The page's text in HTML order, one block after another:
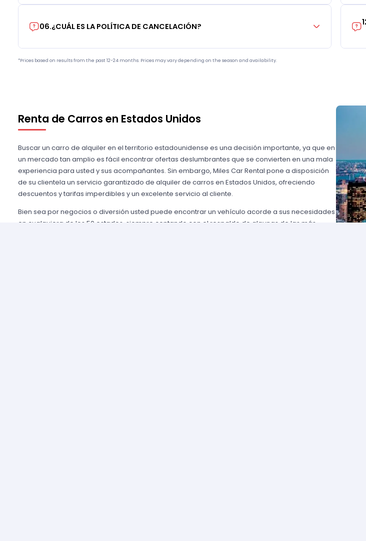
06.¿CUÁL ES LA POLÍTICA DE CANCELACIÓN?
*Prices based on results from the past 12-24 months. Prices may vary depending on the season and availability.
Renta de Carros en Estados Unidos
Buscar un carro de alquiler en el territorio estadounidense es una decisión importante, ya que en
un mercado tan amplio es fácil encontrar ofertas deslumbrantes que se convierten en una mala
experiencia para usted y sus acompañantes. Sin embargo, Miles Car Rental pone a disposición
de su clientela un servicio garantizado de alquiler de carros en Estados Unidos, ofreciendo
descuentos y tarifas imperdibles y un excelente servicio al cliente.
Bien sea por negocios o diversión usted puede encontrar un vehículo acorde a sus necesidades
en cualquiera de los 50 estados, siempre contando con el respaldo de algunas de las más